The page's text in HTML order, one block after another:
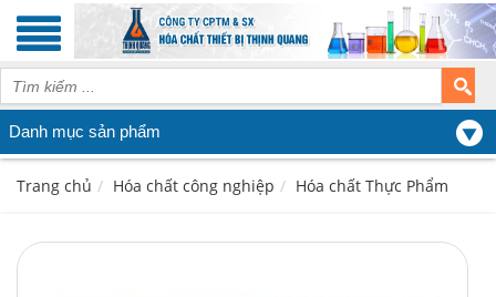
Danh mục sản phẩm
Trang chủ Hóa chất công nghiệp Hóa chất Thực Phẩm